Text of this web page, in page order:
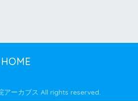
アーカブス All rights reserved.